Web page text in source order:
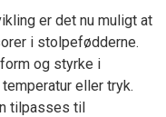
er det nu muligt at
i stolpefødderne.
og styrke i
eller tryk.
tilpasses til